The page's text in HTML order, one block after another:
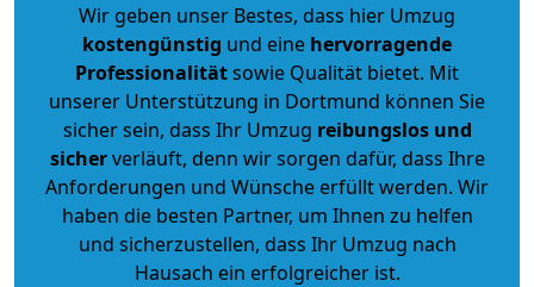
Wir geben unser Bestes, dass hier Umzug
kostengünstig und eine hervorragende
Professionalitätsowie Qualität bietet. Mit
unserer Unterstützung in Dortmund können Sie
sicher sein, dass Ihr Umzug reibungslos und
sicherverläuft, denn wir sorgen dafür, dass Ihre
Anforderungen und Wünsche erfüllt werden. Wir
haben die besten Partner, um Ihnen zu helfen
und sicherzustellen, dass Ihr Umzug nach
Hausach ein erfolgreicher ist.